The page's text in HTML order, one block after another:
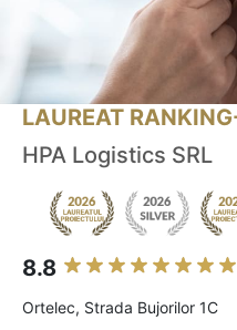
LAUREAT
HPA Logistics SRL
8.8
Ortelec, Strada Bujorilor 1C